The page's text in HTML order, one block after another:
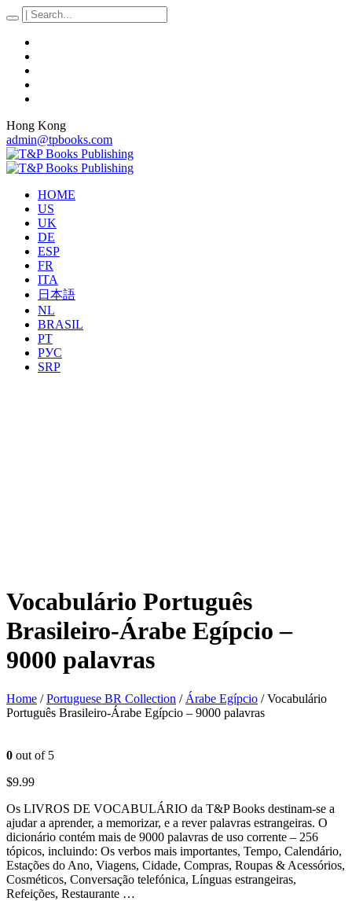
Hong Kong
admin@tpbooks.com
HOME
US
UK
DE
ESP
FR
ITA
日本語
NL
BRASIL
PT
РУС
SRP
Vocabulário Português
Brasileiro-Árabe Egípcio –
9000 palavras
Home /Portuguese BR Collection / Árabe Egípcio / Vocabulário
Português Brasileiro-Árabe Egípcio – 9000 palavras
0 out of 5
$9.99
Os LIVROS DE VOCABULÁRIO da T&P Books destinam-se a
ajudar a aprender, a memorizar, e a rever palavras estrangeiras. O
dicionário contém mais de 9000 palavras de uso corrente – 256
tópicos, incluindo: Os verbos mais importantes, Tempo, Calendário,
Estações do Ano, Viagens, Cidade, Compras, Roupas & Acessórios,
Cosméticos, Conversação telefónica, Línguas estrangeiras,
Refeições, Restaurante …